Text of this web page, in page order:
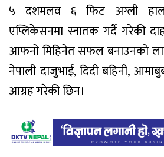
५ दशमलव ६ फिट अग्ली हाल
एप्लिकेसनमा स्नातक गर्दै गरेकी
आफनो मिहिनेत सफल बनाउनको
नेपाली दाजुभाई, दिदी बहिनी,
आग्रह गरेकी छिन।